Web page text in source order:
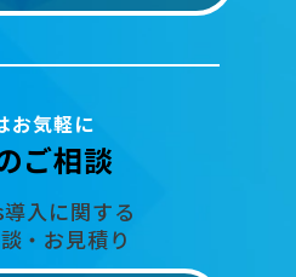
お気軽に
ご相談
入に関する
・お見積り